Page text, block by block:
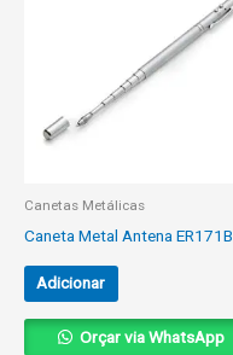
Canetas Metálicas
Caneta Metal Antena ER171B
Adicionar
Orçar via WhatsApp